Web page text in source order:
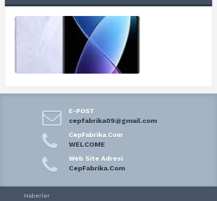
E-POST
cepfabrika09@gmail.com
CepFabrika.Com
WELCOME
Web Site Adresi
CepFabrika.Com
Haberler